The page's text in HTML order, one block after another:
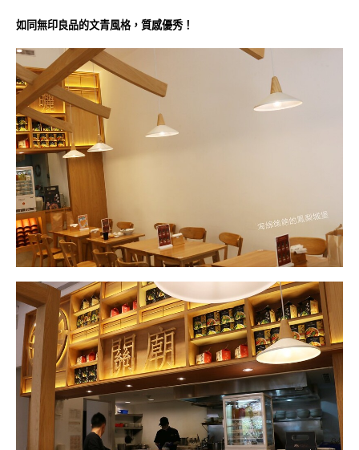
如同無印良品的文青風格，質感優秀！